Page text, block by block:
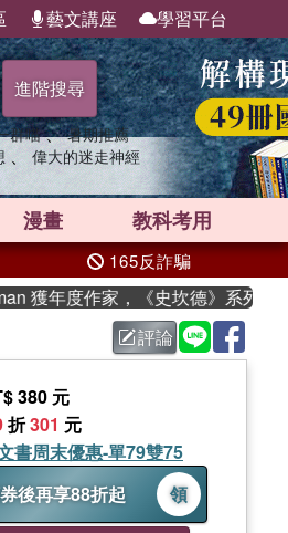
藝文講座 學習平台
進階搜尋
群喵 、 暑期推薦
、 偉大的迷走神經
漫畫 教科考用
165反詐騙
年度作家，《史坎德》系列帶你踏
評論
380 元
折301 元
書周末優惠-單79雙75
後再享88折起
領